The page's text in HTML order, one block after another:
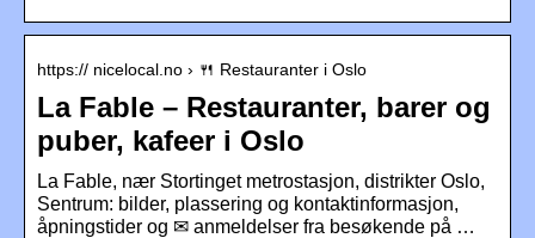
https:// nicelocal.no › 🍴 Restauranter i Oslo
La Fable – Restauranter, barer og
puber, kafeer i Oslo
La Fable, nær Stortinget metrostasjon, distrikter Oslo,
Sentrum: bilder, plassering og kontaktinformasjon,
åpningstider og ✉ anmeldelser fra besøkende på …